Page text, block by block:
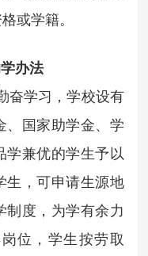
或学籍。
办法
奋学习，学校设有
、国家助学金、学
学兼优的学生予以
生，可申请生源地
制度，为学有余力
位，学生按劳取